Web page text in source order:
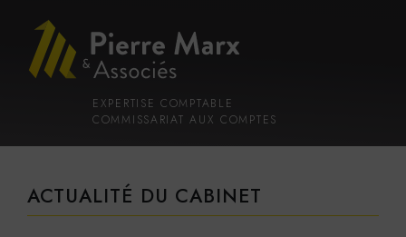
gestion
contenu
EXPERTISE COMPTABLE
COMMISSARIAT AUX COMPTES
ACTUALITÉ DU CABINET